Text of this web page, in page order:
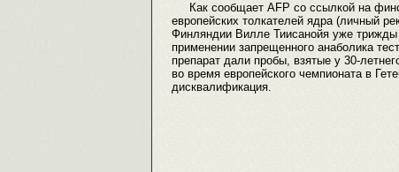
Как сообщает AFP со ссылкой на
европейских толкателей ядра (личный
Финляндии Вилле Тиисанойя уже
применении запрещенного анаболика
препарат дали пробы, взятые у 30-
во время европейского чемпионата в
дисквалификация.